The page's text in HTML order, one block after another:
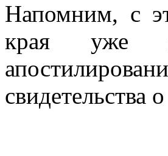
Напомним, с
края уже
свидетельства